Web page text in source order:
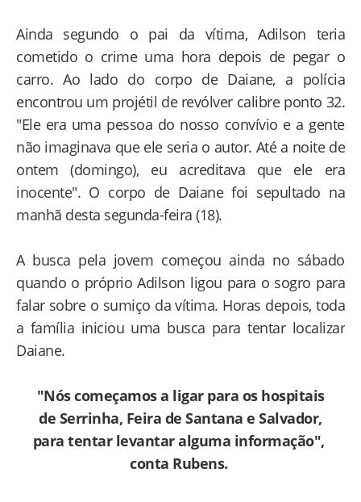
Ainda segundo o pai da vítima, Adilson teria
cometido o crime uma hora depois de pegar o
carro. Ao lado do corpo de Daiane, a polícia
encontrou um projétil de revólver calibre ponto 32.
"Ele era uma pessoa do nosso convívio e a gente
não imaginava que ele seria o autor. Até a noite de
ontem (domingo), eu acreditava que ele era
inocente". O corpo de Daiane foi sepultado na
manhã desta segunda-feira (18).
A busca pela jovem começou ainda no sábado
quando o próprio Adilson ligou para o sogro para
falar sobre o sumiço da vítima. Horas depois, toda
a família iniciou uma busca para tentar localizar
Daiane.
"Nós começamos a ligar para os hospitais
de Serrinha, Feira de Santana e Salvador,
para tentar levantar alguma informação",
conta Rubens.